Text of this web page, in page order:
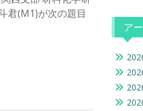
君(M1)が次の題目
ア